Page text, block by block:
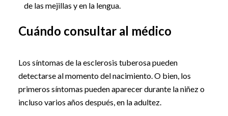
de las mejillas y en la lengua.
Cuándo consultar al médico
Los síntomas de la esclerosis tuberosa pueden
detectarse al momento del nacimiento. O bien, los
primeros síntomas pueden aparecer durante la niñez o
incluso varios años después, en la adultez.